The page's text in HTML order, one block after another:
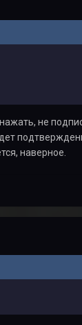
не
наверное.